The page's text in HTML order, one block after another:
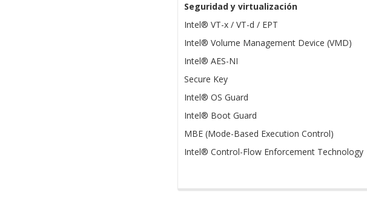
Seguridad y virtualización
Intel® VT-x / VT-d / EPT
Intel® Volume Management Device (VMD)
Intel® AES-NI
Secure Key
Intel® OS Guard
Intel® Boot Guard
MBE (Mode-Based Execution Control)
Intel® Control-Flow Enforcement Technology